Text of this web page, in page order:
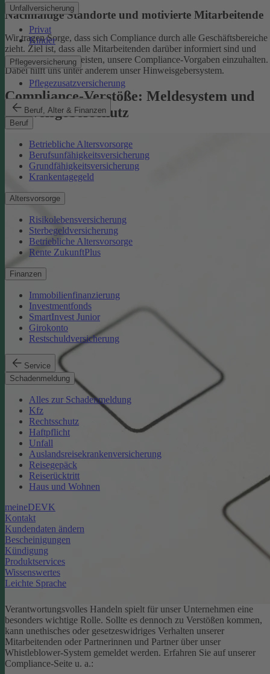
Unfallversicherung
Privat
Kinder
Pflegeversicherung
Pflegezusatzversicherung
Beruf, Alter & Finanzen
Beruf
Betriebliche Altersvorsorge
Berufsunfähigkeitsversicherung
Grundfähigkeitsversicherung
Krankentagegeld
Altersvorsorge
Risikolebensversicherung
Sterbegeldversicherung
Betriebliche Altersvorsorge
Rente ZukunftPlus
Finanzen
Immobilienfinanzierung
Investmentfonds
SmartInvest Junior
Girokonto
Restschuldversicherung
Service
Schadenmeldung
Alles zur Schadenmeldung
Kfz
Rechtsschutz
Haftpflicht
Unfall
Auslandsreisekrankenversicherung
Reisegepäck
Reiserücktritt
Haus und Wohnen
meineDEVK
Kontakt
Kundendaten ändern
Bescheinigungen
Kündigung
Produktservices
Wissenswertes
Leichte Sprache
Nachhaltige Standorte und motivierte Mitarbeitende
Wir tragen Sorge, dass sich Compliance durch alle Geschäftsbereiche
zieht. Ziel ist, dass alle Mitarbeitenden darüber informiert sind und
einen Beitrag dazu leisten, unsere Compliance-Vorgaben einzuhalten.
Dabei hilft uns unter anderem unser Hinweisgebersystem.
Compliance-Verstöße: Meldesystem und
Hinweisgeberschutz
Verantwortungsvolles Handeln spielt für unser Unternehmen eine
besonders wichtige Rolle. Sollte es dennoch zu Verstößen kommen,
kann unethisches oder gesetzeswidriges Verhalten unserer
Mitarbeitenden oder Partnerinnen und Partner über unser
Whistleblower-System gemeldet werden. Erfahren Sie auf unserer
Compliance-Seite u. a.: